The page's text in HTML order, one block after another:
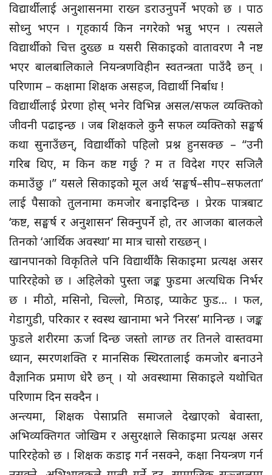
विद्यार्थीलाई अनुशासनमा राख्न डराउनुपर्ने भएको छ । पाठ
सोध्नु भएन । गृहकार्य किन नगरेको भन्नु भएन । त्यसले
विद्यार्थीको चित्त दुख्छ ¤ यसरी सिकाइको वातावरण नै नष्ट
भएर बालबालिकाले नियन्त्रणविहीन स्वतन्त्रता पाउँदै छन् ।
परिणाम – कक्षामा शिक्षक असहज, विद्यार्थी निर्बाध !
विद्यार्थीलाई प्रेरणा होस् भनेर विभिन्न असल/सफल व्यक्तिको
जीवनी पढाइन्छ । जब शिक्षकले कुनै सफल व्यक्तिको सङ्घर्ष
कथा सुनाउँछन्, विद्यार्थीको पहिलो प्रश्न हुनसक्छ – “उनी
गरिब थिए, म किन कष्ट गर्छु ? म त विदेश गएर सजिलै
कमाउँछु ।” यसले सिकाइको मूल अर्थ ‘सङ्घर्ष–सीप–सफलता’
लाई पैसाको तुलनामा कमजोर बनाइदिन्छ । प्रेरक पात्रबाट
‘कष्ट, सङ्घर्ष र अनुशासन’ सिक्नुपर्ने हो, तर आजका बालकले
तिनको ‘आर्थिक अवस्था’ मा मात्र चासो राख्छन् ।
खानपानको विकृतिले पनि विद्यार्थीकै सिकाइमा प्रत्यक्ष असर
पारिरहेको छ । अहिलेको पुस्ता जङ्क फुडमा अत्यधिक निर्भर
छ । मीठो, मसिनो, चिल्लो, मिठाइ, प्याकेट फुड… । फल,
गेडागुडी, परिकार र स्वस्थ खानामा भने ‘निरस’ मानिन्छ । जङ्क
फुडले शरीरमा ऊर्जा दिन्छ जस्तो लाग्छ तर तिनले वास्तवमा
ध्यान, स्मरणशक्ति र मानसिक स्थिरतालाई कमजोर बनाउने
वैज्ञानिक प्रमाण धेरै छन् । यो अवस्थामा सिकाइले यथोचित
परिणाम दिन सक्दैन ।
अन्त्यमा, शिक्षक पेसाप्रति समाजले देखाएको बेवास्ता,
अभिव्यक्तिगत जोखिम र असुरक्षाले सिकाइमा प्रत्यक्ष असर
पारिरहेको छ । शिक्षक कडाइ गर्न नसक्ने, कक्षा नियन्त्रण गर्न